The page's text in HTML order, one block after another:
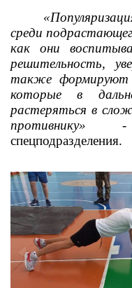
среди
как они
решительность,
также формируют
которые в
растеряться в
противнику»
спецподразделения.